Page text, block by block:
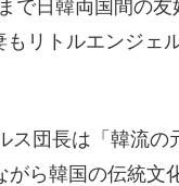
で日韓両国間の
リトルエンジェ
ス団長は「韓流
がら韓国の伝統